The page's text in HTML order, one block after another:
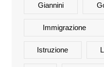
Giannini
Immigrazione
Istruzione